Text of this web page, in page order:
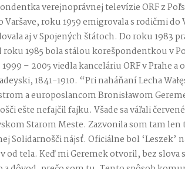
verejnoprávnej televízie ORF z
roku 1959 emigrovala s rodičmi do
aj v Spojených štátoch. Do roku 1983
1985 bola stálou korešpondentkou v
– 2005 viedla kanceláriu ORF v Prahe a
1841-1910. “Pri naháňaní Lecha
a europoslancom Bronisławom
ešte nefajčil fajku. Všade sa váľali
Starom Meste. Zazvonila som tam len
Solidarnošči nájsť. Oficiálne bol ‘Leszek’
tela. Keď mi Geremek otvoril, bez slova